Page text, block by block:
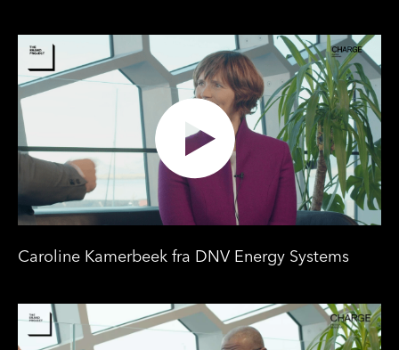
Caroline Kamerbeek fra DNV Energy Systems